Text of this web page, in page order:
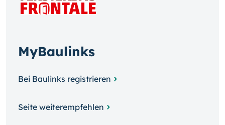
MyBaulinks
Bei Baulinks registrieren
Seite weiterempfehlen